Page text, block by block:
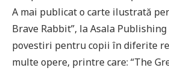
A mai publicat o carte ilustrată
Brave Rabbit”, la Asala
povestiri pentru copii în diferite
multe opere, printre care: “The